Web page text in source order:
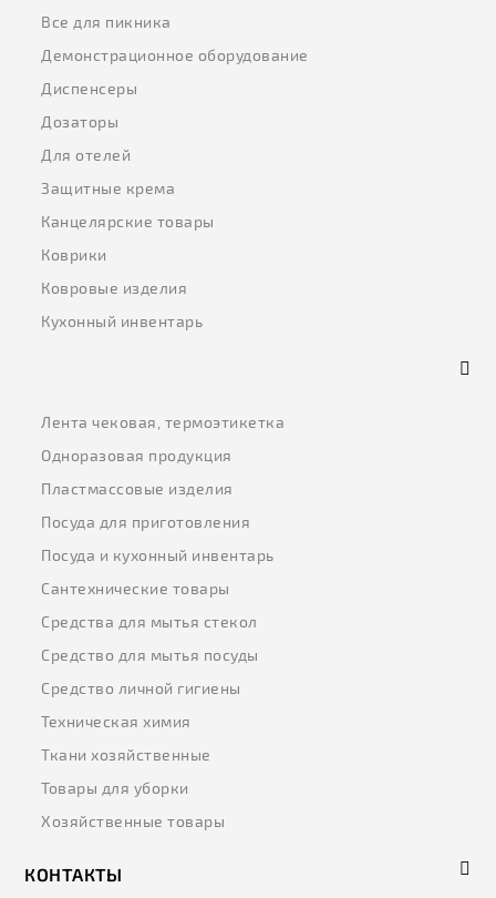
Все для пикника
Демонстрационное оборудование
Диспенсеры
Дозаторы
Для отелей
Защитные крема
Канцелярские товары
Коврики
Ковровые изделия
Кухонный инвентарь
Лента чековая, термоэтикетка
Одноразовая продукция
Пластмассовые изделия
Посуда для приготовления
Посуда и кухонный инвентарь
Сантехнические товары
Средства для мытья стекол
Средство для мытья посуды
Средство личной гигиены
Техническая химия
Ткани хозяйственные
Товары для уборки
Хозяйственные товары
КОНТАКТЫ